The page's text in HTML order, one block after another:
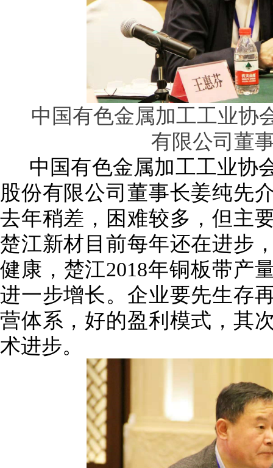
中国有色金属加工工业协
有限公司董
中国有色金属加工工业协
股份有限公司董事长姜纯先
去年稍差，困难较多，但主
楚江新材目前每年还在进步
健康， 楚江2018年铜板带产
进一步增长。企业要先生存
营体系，好的盈利模式，其
术进步。